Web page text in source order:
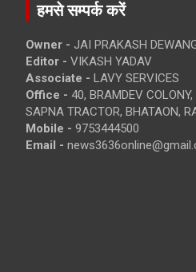
हमसे सम्पर्क करें
Owner - JAI PRAKASH
Editor - VIKASH YADAV
Associate - LAVY SERVICES
Office - 40, BRAMDEV COLONY,
SAPNA TRACTOR, BHATAON,
Mobile - 9753444500
Email -